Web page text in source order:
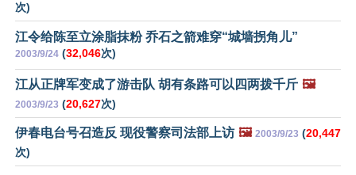
次)
江令给陈至立涂脂抹粉 乔石之箭难穿“城墙拐角儿”
2003/9/24 (32,046次)
江从正牌军变成了游击队 胡有条路可以四两拨千斤 🖼️
2003/9/23 (20,627次)
伊春电台号召造反 现役警察司法部上访 🖼️ 2003/9/23 (20,447
次)